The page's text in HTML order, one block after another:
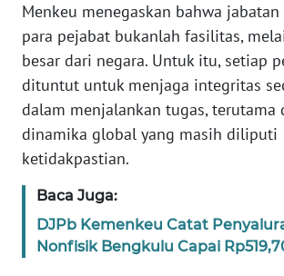
Menkeu menegaskan bahwa
para pejabat bukanlah fasilitas,
besar dari negara. Untuk itu, setiap
dituntut untuk menjaga integritas
dalam menjalankan tugas, terutama
dinamika global yang masih diliputi
ketidakpastian.
Baca Juga:
DJPb Kemenkeu Catat
Nonfisik Bengkulu Capai
PEDOMAN
MEDIA
SIBER
REDAKSI
KARIR
Wahana